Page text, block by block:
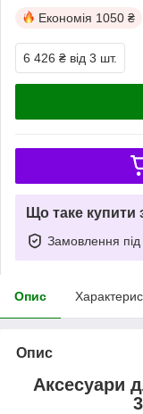
Економія 1050 ₴
6 426 ₴ від 3 шт.
Що таке купити
Замовлення під
Опис
Опис
Аксесуари